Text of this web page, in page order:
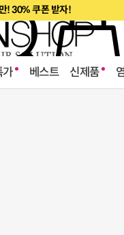
! 30% 쿠폰 받자!
가 베스트 신제품